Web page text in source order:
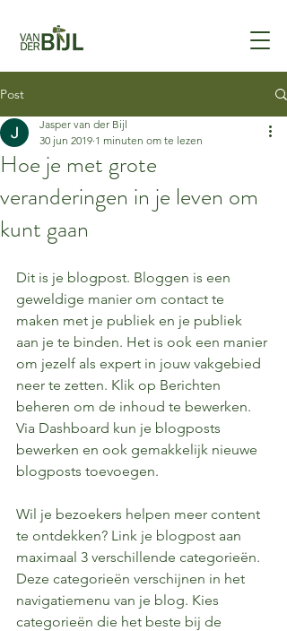
Post
Hoe je met grote
veranderingen in je leven om
kunt gaan
Jasper van der Bijl
30 jun 2019 1 minuten om te lezen
Dit is je blogpost. Bloggen is een
geweldige manier om contact te
maken met je publiek en je publiek
aan je te binden. Het is ook een manier
om jezelf als expert in jouw vakgebied
neer te zetten. Klik op Berichten
beheren om de inhoud te bewerken.
Via Dashboard kun je blogposts
bewerken en ook gemakkelijk nieuwe
blogposts toevoegen.
Wil je bezoekers helpen meer content
te ontdekken? Link je blogpost aan
maximaal 3 verschillende categorieën.
Deze categorieën verschijnen in het
navigatiemenu van je blog. Kies
categorieën die het beste bij de